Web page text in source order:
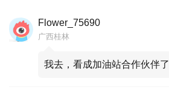
Flower_75690
广西桂林
我去，看成加油站合作伙伴了